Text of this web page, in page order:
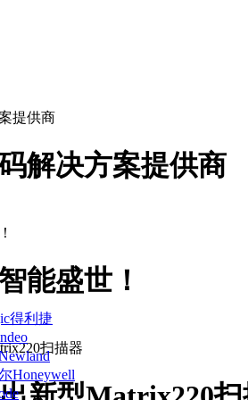
得利捷
Honeywell
解决方案提供商
能盛世！